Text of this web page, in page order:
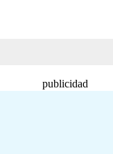
publicidad